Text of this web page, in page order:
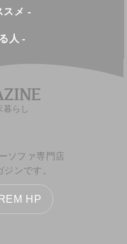
スメ -
人 -
らし
ソファ専門店
ンです。
HP